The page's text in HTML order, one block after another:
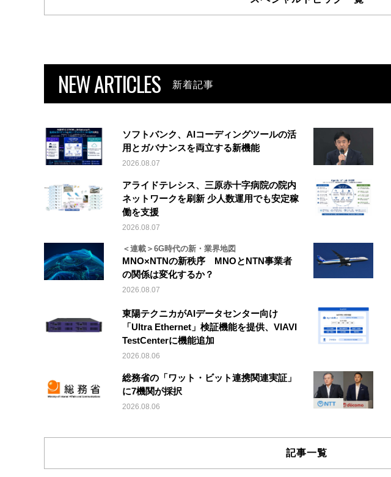
NEW ARTICLES 新着記事
ソフトバンク、AIコーディングツールの活
用とガバナンスを両立する新機能
2026.08.07
アライドテレシス、三原赤十字病院の院内
ネットワークを刷新 少人数運用でも安定稼
働を支援
2026.08.07
＜連載＞6G時代の新・業界地図
MNO×NTNの新秩序 MNOとNTN事業者
の関係は変化するか？
2026.08.07
東陽テクニカがAIデータセンター向け
「Ultra Ethernet」検証機能を提供、VIAVI
TestCenterに機能追加
2026.08.06
総務省の「ワット・ビット連携関連実証」
に7機関が採択
2026.08.06
記事一覧